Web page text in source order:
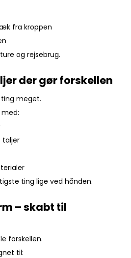
fra kroppen
og rejsebrug.
der gør forskellen
meget.
taljer
ting lige ved hånden.
– skabt til
forskellen.
til: